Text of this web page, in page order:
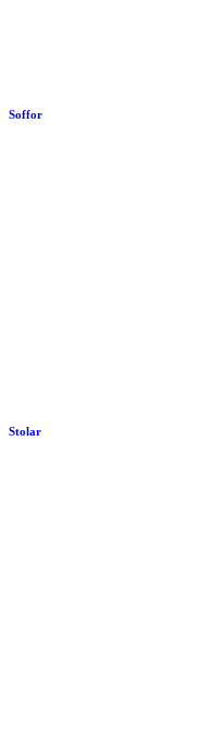
Soffor
Stolar